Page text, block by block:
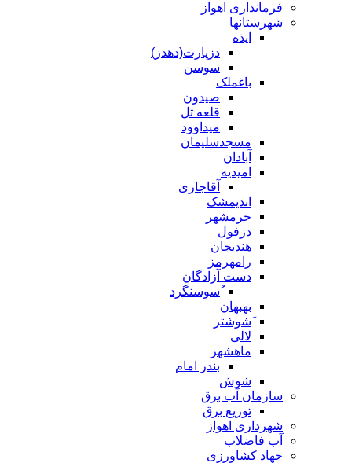
فرمانداری اهواز
شهرستانها
ایذه
دزپارت(دهدز)
سوسن
باغملک
صیدون
قلعه تل
میداوود
مسجدسلیمان
آبادان
امیدیه
آقاجاری
اندیمشک
خرمشهر
دزفول
هندیجان
رامهرمز
دست آزادگان
ُسوسنگرد
بهبهان
َشوشتر
لالی
ماهشهر
بندر امام
شوش
سازمان آب برق
توزیع برق
شهرداری اهواز
آب فاضلاب
جهاد کشاورزی